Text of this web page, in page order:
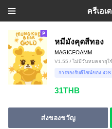
ครีเอเ
หมีมังคุดสีทอง
MAGICFOAMM
V1.55 / ไม่มีวันหมดอายุใ
การรองรับดีไซน์ของ
31THB
ส่งของขวัญ